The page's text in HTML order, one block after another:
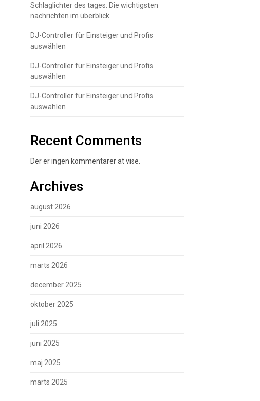
Schlaglichter des tages: Die wichtigsten
nachrichten im überblick
DJ-Controller für Einsteiger und Profis
auswählen
DJ-Controller für Einsteiger und Profis
auswählen
DJ-Controller für Einsteiger und Profis
auswählen
Recent Comments
Der er ingen kommentarer at vise.
Archives
august 2026
juni 2026
april 2026
marts 2026
december 2025
oktober 2025
juli 2025
juni 2025
maj 2025
marts 2025